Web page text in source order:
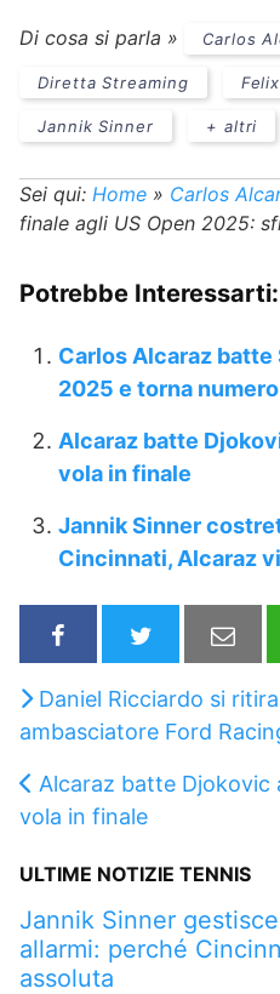
Di cosa si parla » Carlos
Diretta Streaming
Jannik Sinner + altri
Sei qui: Home » Carlos
finale agli US Open 2025:
Potrebbe Interessarti:
Carlos Alcaraz batte
2025 e torna numero
Alcaraz batte
vola in finale
Jannik Sinner
Cincinnati, Alcaraz
Daniel Ricciardo si
ambasciatore Ford
Alcaraz batte Djokovic
vola in finale
ULTIME NOTIZIE TENNIS
Jannik Sinner
allarmi: perché
assoluta